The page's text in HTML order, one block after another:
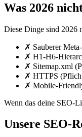
Was 2026
Diese Dinge sind 2026
✗ Sauberer
✗ H1-H6-
✗ Sitemap.xml
✗ HTTPS
✗ Mobile-
Wenn das deine SEO-
Unsere SEO-